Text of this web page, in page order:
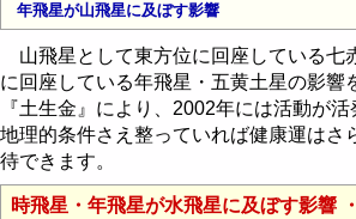
年飛星が山飛星に及ぼす影響
山飛星として東方位に回座している七
に回座している年飛星・五黄土星の影響
『土生金』により、2002年には活動が活
地理的条件さえ整っていれば健康運はさ
待できます。
時飛星・年飛星が水飛星に及ぼす影響